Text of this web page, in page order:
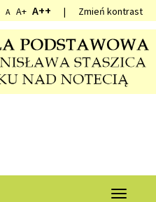
A A+ A++ | Zmień kontrast
Przełącz